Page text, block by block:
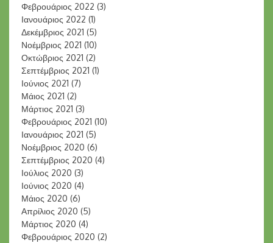
Φεβρουάριος 2022 (3)
Ιανουάριος 2022 (1)
Δεκέμβριος 2021 (5)
Νοέμβριος 2021 (10)
Οκτώβριος 2021 (2)
Σεπτέμβριος 2021 (1)
Ιούνιος 2021 (7)
Μάιος 2021 (2)
Μάρτιος 2021 (3)
Φεβρουάριος 2021 (10)
Ιανουάριος 2021 (5)
Νοέμβριος 2020 (6)
Σεπτέμβριος 2020 (4)
Ιούλιος 2020 (3)
Ιούνιος 2020 (4)
Μάιος 2020 (6)
Απρίλιος 2020 (5)
Μάρτιος 2020 (4)
Φεβρουάριος 2020 (2)